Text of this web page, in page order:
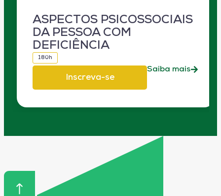
ASPECTOS PSICOSSOCIAIS
DA PESSOA COM
DEFICIÊNCIA
180h
Inscreva-se
Saiba mais